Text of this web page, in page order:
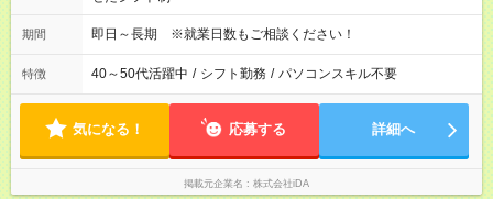
期間 即日～長期 ※就業日数もご相談ください！
特徴 40～50代活躍中 / シフト勤務 / パソコンスキル不要
気になる！ 応募する 詳細へ
掲載元企業名 株式会社iDA